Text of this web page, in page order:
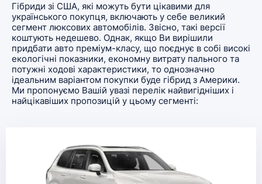
Гібриди зі США, які можуть бути цікавими для
українського покупця, включають у себе великий
сегмент люксових автомобілів. Звісно, такі версії
коштують недешево. Однак, якщо Ви вирішили
придбати авто преміум-класу, що поєднує в собі високі
екологічні показники, економну витрату пального та
потужні ходові характеристики, то однозначно
ідеальним варіантом покупки буде гібрид з Америки.
Ми пропонуємо Вашій увазі перелік найвигідніших і
найцікавіших пропозицій у цьому сегменті: